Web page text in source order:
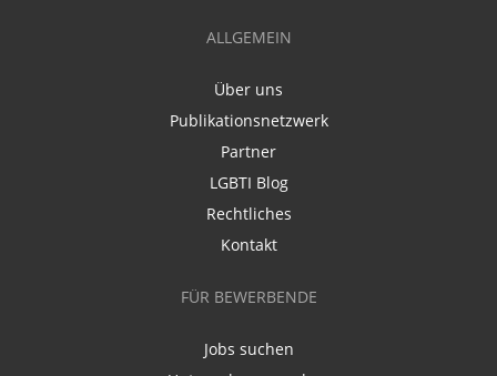
ALLGEMEIN
Über uns
Publikationsnetzwerk
Partner
LGBTI Blog
Rechtliches
Kontakt
FÜR BEWERBENDE
Jobs suchen